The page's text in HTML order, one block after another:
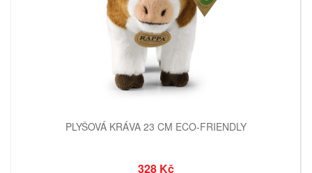
PLYŠOVÁ KRÁVA 23 CM ECO-FRIENDLY
328 Kč